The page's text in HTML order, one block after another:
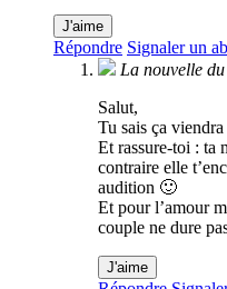
J'aime
Répondre Signaler un
La nouvelle
Salut,
Tu sais ça
Et rassure-toi : ta
contraire elle
audition 🙂
Et pour l’amour
couple ne dure
J'aime